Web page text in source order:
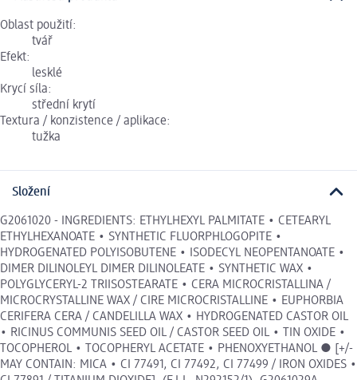
Oblast použití:
tvář
Efekt:
lesklé
Krycí síla:
střední krytí
Textura / konzistence / aplikace:
tužka
Složení
G2061020 - INGREDIENTS: ETHYLHEXYL PALMITATE • CETEARYL
ETHYLHEXANOATE • SYNTHETIC FLUORPHLOGOPITE •
HYDROGENATED POLYISOBUTENE • ISODECYL NEOPENTANOATE •
DIMER DILINOLEYL DIMER DILINOLEATE • SYNTHETIC WAX •
POLYGLYCERYL-2 TRIISOSTEARATE • CERA MICROCRISTALLINA /
MICROCRYSTALLINE WAX / CIRE MICROCRISTALLINE • EUPHORBIA
CERIFERA CERA / CANDELILLA WAX • HYDROGENATED CASTOR OIL
• RICINUS COMMUNIS SEED OIL / CASTOR SEED OIL • TIN OXIDE •
TOCOPHEROL • TOCOPHERYL ACETATE • PHENOXYETHANOL ● [+/-
MAY CONTAIN: MICA • CI 77491, CI 77492, CI 77499 / IRON OXIDES •